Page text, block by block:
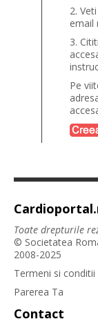
2.
email
3.
Pe
Toate drepturile
© Societatea
2008-2025
Termeni si conditii
Parerea Ta
Contact